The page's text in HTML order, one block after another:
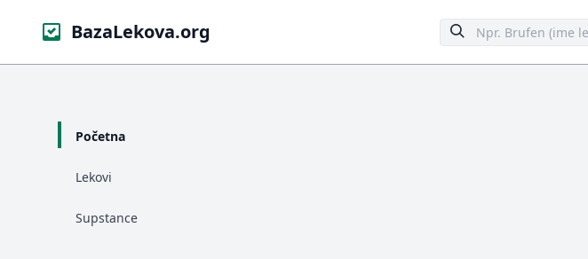
BazaLekova.org
Početna
Lekovi
Supstance